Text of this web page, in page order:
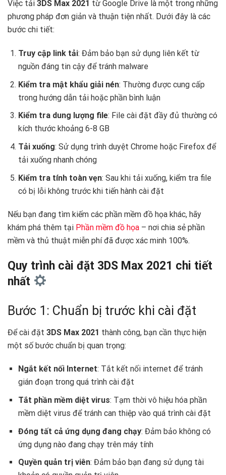
Việc tải 3DS Max 2021 từ Google Drive là một trong những
phương pháp đơn giản và thuận tiện nhất. Dưới đây là các
bước chi tiết:
Truy cập link tải: Đảm bảo bạn sử dụng liên kết từ
nguồn đáng tin cậy để tránh malware
Kiểm tra mật khẩu giải nén: Thường được cung cấp
trong hướng dẫn tải hoặc phần bình luận
Kiểm tra dung lượng file: File cài đặt đầy đủ thường có
kích thước khoảng 6-8 GB
Tải xuống: Sử dụng trình duyệt Chrome hoặc Firefox để
tải xuống nhanh chóng
Kiểm tra tính toàn vẹn: Sau khi tải xuống, kiểm tra file
có bị lỗi không trước khi tiến hành cài đặt
Nếu bạn đang tìm kiếm các phần mềm đồ họa khác, hãy
khám phá thêm tại Phần mềm đồ họa – nơi chia sẻ phần
mềm và thủ thuật miễn phí đã được xác minh 100%.
Quy trình cài đặt 3DS Max 2021 chi tiết
nhất
Bước 1: Chuẩn bị trước khi cài đặt
Để cài đặt 3DS Max 2021 thành công, bạn cần thực hiện
một số bước chuẩn bị quan trọng:
Ngắt kết nối Internet: Tắt kết nối internet để tránh
gián đoạn trong quá trình cài đặt
Tắt phần mềm diệt virus: Tạm thời vô hiệu hóa phần
mềm diệt virus để tránh can thiệp vào quá trình cài đặt
Đóng tất cả ứng dụng đang chạy: Đảm bảo không có
ứng dụng nào đang chạy trên máy tính
Quyền quản trị viên: Đảm bảo bạn đang sử dụng tài